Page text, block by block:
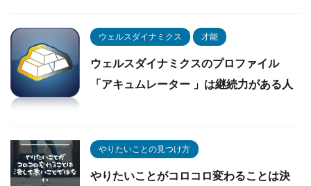
ウェルスダイナミクス 才能
ウェルスダイナミクスのプロファイル
「アキュムレーター 」は継続力がある人
やりたいことの見つけ方
やりたいことがコロコロ変わることは決